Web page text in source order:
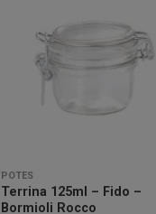
Minha
POTES
Terrina 125ml – Fido –
Bormioli Rocco